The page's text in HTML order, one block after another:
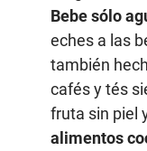
Bebe sólo
eches a las
también
cafés y tés
fruta sin piel
alimentos